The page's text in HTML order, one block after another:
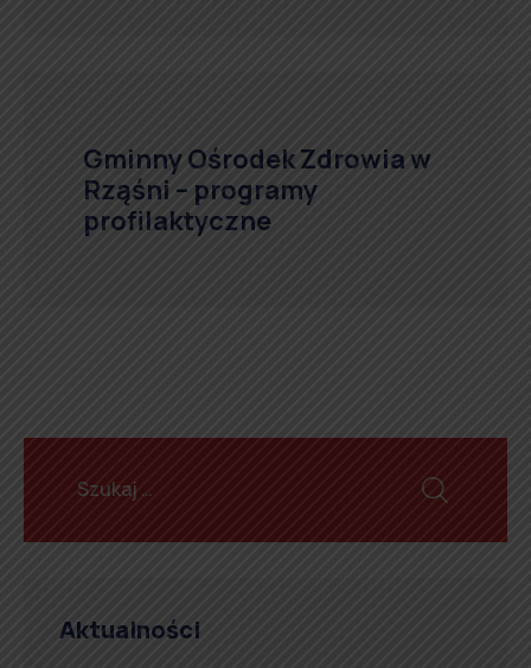
Gminny Ośrodek Zdrowia w
Rząśni – programy
profilaktyczne
Aktualności